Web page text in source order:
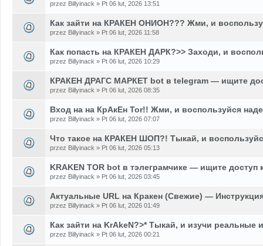
przez Billyinack » Pt 06 lut, 2026 13:51
Как зайти на КРАКЕН ОНИОН??? Жми, и
przez Billyinack » Pt 06 lut, 2026 11:58
Как попасть на КРАКЕН ДАРК?>> Заходи, и
przez Billyinack » Pt 06 lut, 2026 10:29
КРАКЕН ДРАГС МАРКЕТ bot в telegram — ищите
przez Billyinack » Pt 06 lut, 2026 08:35
Вход на на КрАкЕн Tor!! Жми, и воспользуйся
przez Billyinack » Pt 06 lut, 2026 07:07
Что такое на КРАКЕН ШОП?! Тыкай, и
przez Billyinack » Pt 06 lut, 2026 05:13
KRAKEN TOR bot в тэлеграмчике — ищите доступ
przez Billyinack » Pt 06 lut, 2026 03:45
Актуальные URL на Кракен (Свежие) —
przez Billyinack » Pt 06 lut, 2026 01:49
Как зайти на KrAkeN?>* Тыкай, и изучи реальные
przez Billyinack » Pt 06 lut, 2026 00:21